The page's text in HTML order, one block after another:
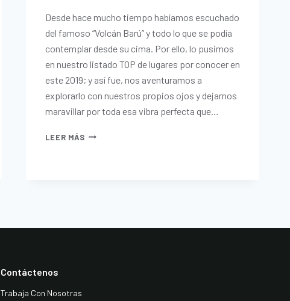
Desde hace mucho tiempo habíamos escuchado
del famoso “Volcán Barú” y todo lo que se podía
contemplar desde su cima. Por ello, lo pusimos
en nuestro listado TOP de lugares por conocer en
este 2019; y así fue, nos aventuramos a
explorarlo con nuestros propios ojos y dejarnos
maravillar por toda esa vibra perfecta que…
LEER MÁS
Contáctenos
Trabaja Con Nosotras